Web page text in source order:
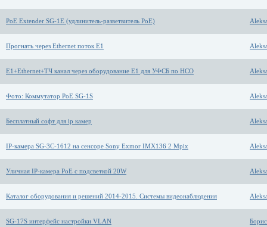
PoE Extender SG-1E (удлинитель-разветвитель PoE)
Прогнать через Ethernet поток Е1
E1+Ethernet+ТЧ канал через оборудование E1 для УФСБ по НСО
Фото: Коммутатор PoE SG-1S
Бесплатный софт для ip камер
IP-камера SG-3C-1612 на сенсоре Sony Exmor IMX136 2 Mpix
Уличная IP-камера PoE с подсветкой 20W
Каталог оборудования и решений 2014-2015. Системы видеонаблюдения
SG-17S интерфейс настройки VLAN